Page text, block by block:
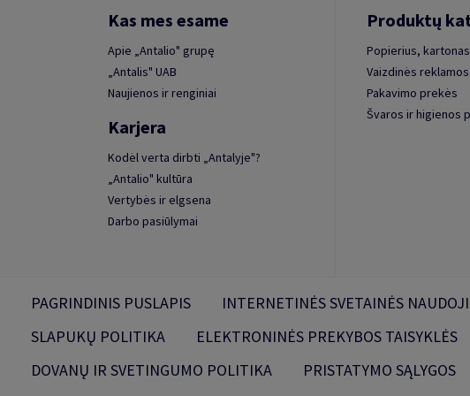
Kas mes esame
Apie „Antalio" grupę
„Antalis" UAB
Naujienos ir renginiai
Karjera
Kodėl verta dirbti „Antalyje"?
„Antalio" kultūra
Vertybės ir elgsena
Darbo pasiūlymai
Produktų
Popierius,
Vaizdinės
Pakavimo prekės
Švaros ir higienos
PAGRINDINIS PUSLAPIS INTERNETINĖS SVETAINĖS
SLAPUKŲ POLITIKA
ELEKTRONINĖS PREKYBOS TAISYKLĖS
DOVANŲ IR SVETINGUMO POLITIKA
PRISTATYMO SĄLYGOS